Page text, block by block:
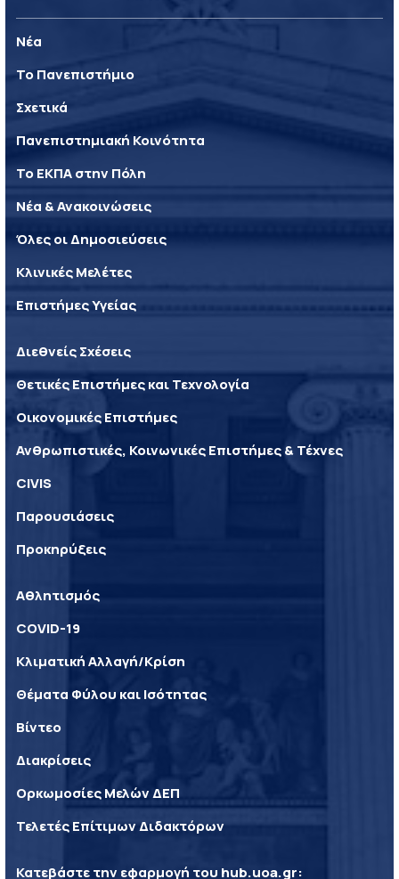
Νέα
Το Πανεπιστήμιο
Σχετικά
Πανεπιστημιακή Κοινότητα
Το ΕΚΠΑ στην Πόλη
Νέα & Ανακοινώσεις
Όλες οι Δημοσιεύσεις
Κλινικές Μελέτες
Επιστήμες Υγείας
Διεθνείς Σχέσεις
Θετικές Επιστήμες και Τεχνολογία
Οικονομικές Επιστήμες
Ανθρωπιστικές, Κοινωνικές Επιστήμες & Τέχνες
CIVIS
Παρουσιάσεις
Προκηρύξεις
Αθλητισμός
COVID-19
Κλιματική Αλλαγή/Κρίση
Θέματα Φύλου και Ισότητας
Βίντεο
Διακρίσεις
Ορκωμοσίες Μελών ΔΕΠ
Τελετές Επίτιμων Διδακτόρων
Κατεβάστε την εφαρμογή του hub.uoa.gr: